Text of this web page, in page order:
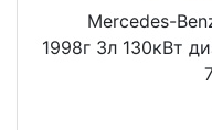
Mercedes-
1998г 3л 130кВт